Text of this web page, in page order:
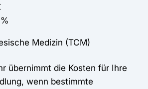
Medizin (TCM)
übernimmt die Kosten für Ihre
wenn bestimmte